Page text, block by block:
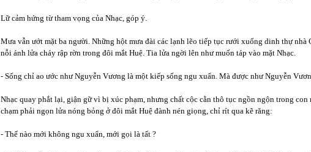
Lữ cảm hứng từ tham vọng của Nhạc, góp ý.
Mưa vẫn ướt mặt ba người. Những hột mưa đài các lạnh lẽo tiếp tục rưới xuống dinh thự nhà
nỗi ánh lửa cháy rập rờn trong đôi mắt Huệ. Tia lửa ngời lên như muốn táp vào mặt Nhạc.
- Sống chỉ ao ước như Nguyễn Vương là một kiếp sống ngu xuẩn. Mà được như Nguyễn
Nhạc quay phắt lại, giận gữ vì bị xúc phạm, nhưng chất cộc cằn thô tục ngồn ngộn trong con
chạm phải ngọn lửa nóng bỏng ở đôi mắt Huệ đành nén giọng, chỉ rít qua kẽ răng:
- Thế nào mới không ngu xuẩn, mới gọi là tất ?